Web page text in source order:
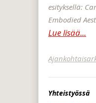
esityksellä:
Embodied
Lue lisää...
Yhteistyössä